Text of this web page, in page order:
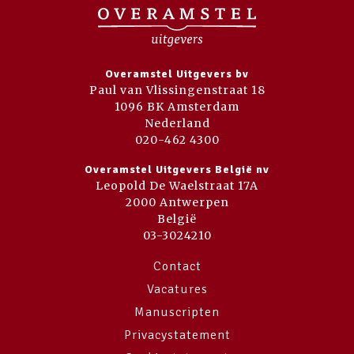
Overamstel Uitgevers bv
Paul van Vlissingenstraat 18
1096 BK Amsterdam
Nederland
020-462 4300
Overamstel Uitgevers België nv
Leopold De Waelstraat 17A
2000 Antwerpen
België
03-3024210
Contact
Vacatures
Manuscripten
Privacystatement